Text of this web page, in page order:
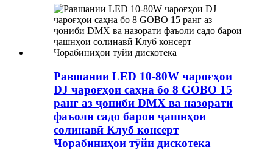
Равшании LED 10-80W чароғҳои
DJ чароғҳои саҳна бо 8 GOBO 15
ранг аз ҷониби DMX ва назорати
фаъоли садо барои ҷашнҳои
солинавӣ Клуб консерт
Чорабиниҳои тӯйи дискотека